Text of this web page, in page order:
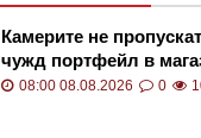
Камерите не
чужд портфейл в
ВИДЕО
08:00 08.08.2026 0